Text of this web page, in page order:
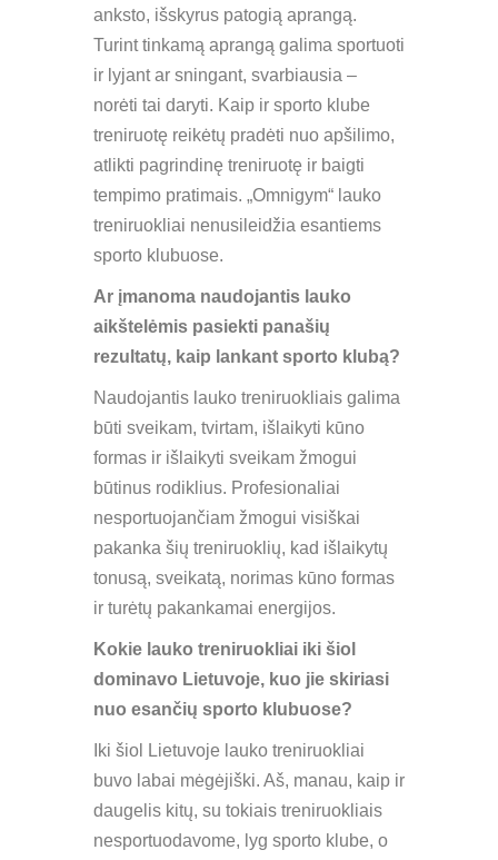
anksto, išskyrus patogią aprangą.
Turint tinkamą aprangą galima sportuoti
ir lyjant ar sningant, svarbiausia –
norėti tai daryti. Kaip ir sporto klube
treniruotę reikėtų pradėti nuo apšilimo,
atlikti pagrindinę treniruotę ir baigti
tempimo pratimais. „Omnigym“ lauko
treniruokliai nenusileidžia esantiems
sporto klubuose.
Ar įmanoma naudojantis lauko
aikštelėmis pasiekti panašių
rezultatų, kaip lankant sporto klubą?
Naudojantis lauko treniruokliais galima
būti sveikam, tvirtam, išlaikyti kūno
formas ir išlaikyti sveikam žmogui
būtinus rodiklius. Profesionaliai
nesportuojančiam žmogui visiškai
pakanka šių treniruoklių, kad išlaikytų
tonusą, sveikatą, norimas kūno formas
ir turėtų pakankamai energijos.
Kokie lauko treniruokliai iki šiol
dominavo Lietuvoje, kuo jie skiriasi
nuo esančių sporto klubuose?
Iki šiol Lietuvoje lauko treniruokliai
buvo labai mėgėjiški. Aš, manau, kaip ir
daugelis kitų, su tokiais treniruokliais
nesportuodavome, lyg sporto klube, o